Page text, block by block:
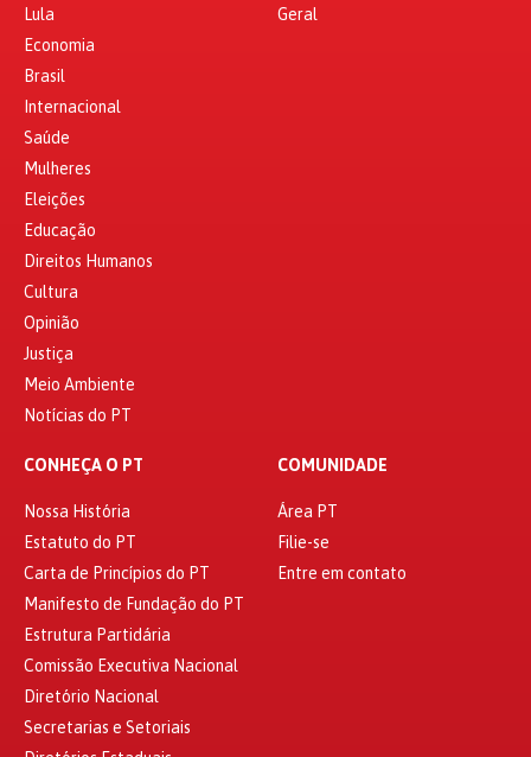
Lula
Economia
Brasil
Internacional
Saúde
Mulheres
Eleições
Educação
Direitos Humanos
Cultura
Opinião
Justiça
Meio Ambiente
Notícias do PT
Geral
CONHEÇA O PT
Nossa História
Estatuto do PT
Carta de Princípios do PT
Manifesto de Fundação do PT
Estrutura Partidária
Comissão Executiva Nacional
Diretório Nacional
Secretarias e Setoriais
COMUNIDADE
Área PT
Filie-se
Entre em contato